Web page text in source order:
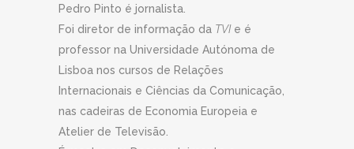
Pedro Pinto é jornalista.
Foi diretor de informação da TVIe é
professor na Universidade Autónoma de
Lisboa nos cursos de Relações
Internacionais e Ciências da Comunicação,
nas cadeiras de Economia Europeia e
Atelier de Televisão.